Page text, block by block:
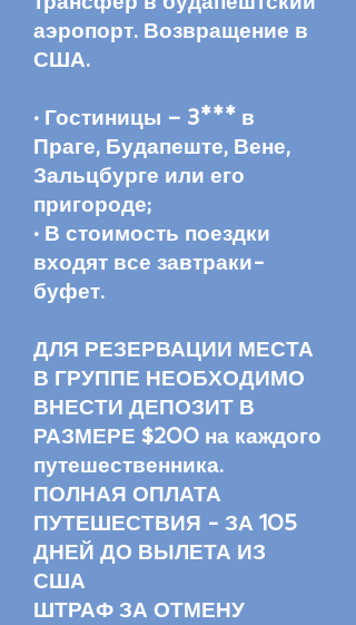
аэропорт. Возвращение в
США.
· Гостиницы – 3*** в
Праге, Будапеште, Вене,
Зальцбурге или его
пригороде;
· В стоимость поездки
входят все завтраки-
буфет.
ДЛЯ РЕЗЕРВАЦИИ МЕСТА
В ГРУППЕ НЕОБХОДИМО
ВНЕСТИ ДЕПОЗИТ В
РАЗМЕРЕ $200 на каждого
путешественника.
ПОЛНАЯ ОПЛАТА
ПУТЕШЕСТВИЯ - ЗА 105
ДНЕЙ ДО ВЫЛЕТА ИЗ
США
ШТРАФ ЗА ОТМЕНУ